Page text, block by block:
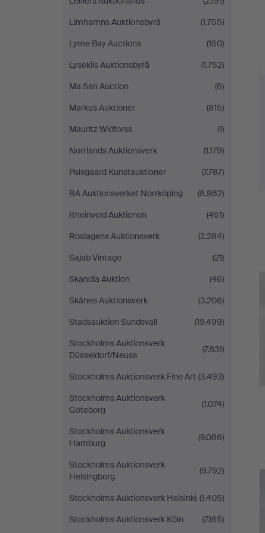
Limhamns Auktionsbyrå
(1.755)
Lyme Bay Auctions
(150)
Lysekils Auktionsbyrå
(1.752)
Ma San Auction
(6)
Markus Auktioner
(815)
Mauritz Widforss
(1)
Norrlands Auktionsverk
(1.179)
Palsgaard Kunstauktioner
(7.787)
RA Auktionsverket Norrköping
(8.962)
Rheinveld Auktionen
(451)
Roslagens Auktionsverk
(2.284)
Sajab Vintage
(21)
Skandia Auktion
(46)
Skånes Auktionsverk
(3.206)
Stadsauktion Sundsvall
(19.499)
Stockholms Auktionsverk
Düsseldorf/Neuss
(7.831)
Stockholms Auktionsverk Fine Art (3.493)
Stockholms Auktionsverk
Göteborg
(1.074)
Stockholms Auktionsverk
Hamburg
(9.086)
Stockholms Auktionsverk
Helsingborg
(9.792)
Stockholms Auktionsverk Helsinki (1.405)
Stockholms Auktionsverk Köln
(7.165)